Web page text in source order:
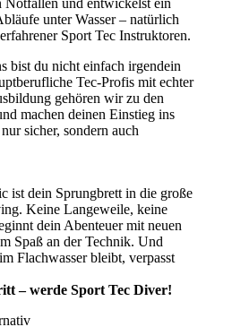
Notfällen und entwickelst ein
unter Wasser – natürlich
Sport Tec Instruktoren.
bist du nicht einfach irgendein
Tec-Profis mit echter
gehören wir zu den
machen deinen Einstieg ins
sicher, sondern auch
ist dein Sprungbrett in die große
Keine Langeweile, keine
dein Abenteuer mit neuen
Spaß an der Technik. Und
Flachwasser bleibt, verpasst
– werde Sport Tec Diver!